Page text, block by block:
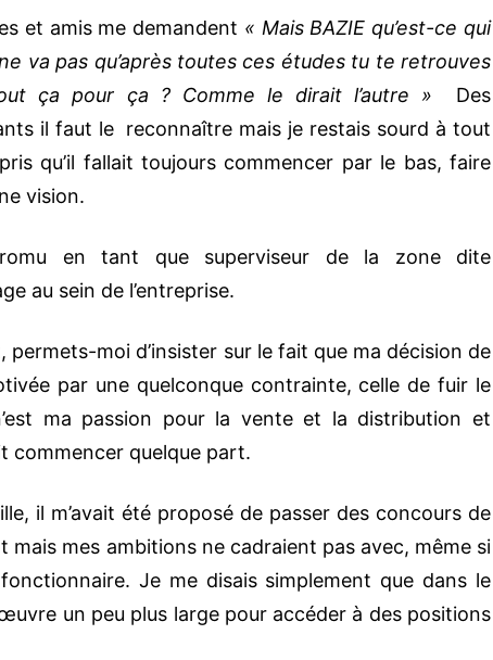
et amis me demandent « Mais BAZIE qu’est-ce qui
va pas qu’après toutes ces études tu te retrouves
ça pour ça ? Comme le dirait l’autre » Des
il faut le reconnaître mais je restais sourd à tout
qu’il fallait toujours commencer par le bas, faire
vision.
en tant que superviseur de la zone dite
au sein de l’entreprise.
moi d’insister sur le fait que ma décision de
par une quelconque contrainte, celle de fuir le
ma passion pour la vente et la distribution et
commencer quelque part.
il m’avait été proposé de passer des concours de
mes ambitions ne cadraient pas avec, même si
Je me disais simplement que dans le
un peu plus large pour accéder à des positions